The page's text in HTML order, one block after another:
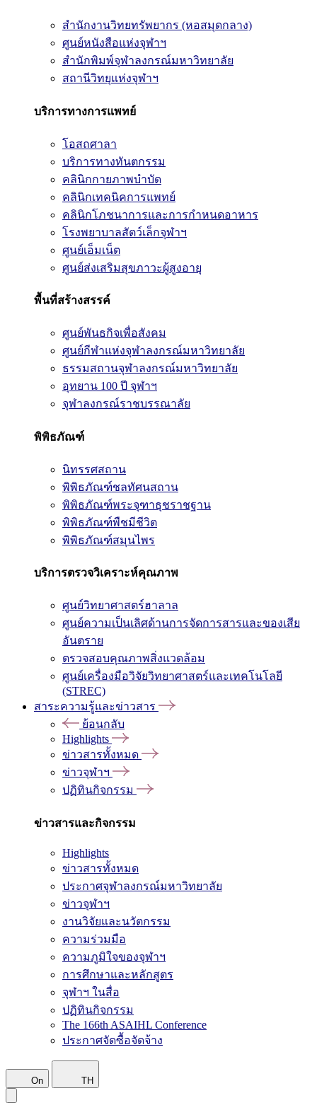
สำนักงานวิทยทรัพยากร (หอสมุดกลาง)
ศูนย์หนังสือแห่งจุฬาฯ
สำนักพิมพ์จุฬาลงกรณ์มหาวิทยาลัย
สถานีวิทยุแห่งจุฬาฯ
บริการทางการแพทย์
โอสถศาลา
บริการทางทันตกรรม
คลินิกกายภาพบำบัด
คลินิกเทคนิคการแพทย์
คลินิกโภชนาการและการกำหนดอาหาร
โรงพยาบาลสัตว์เล็กจุฬาฯ
ศูนย์เอ็มเน็ต
ศูนย์ส่งเสริมสุขภาวะผู้สูงอายุ
พื้นที่สร้างสรรค์
ศูนย์พันธกิจเพื่อสังคม
ศูนย์กีฬาแห่งจุฬาลงกรณ์มหาวิทยาลัย
ธรรมสถานจุฬาลงกรณ์มหาวิทยาลัย
อุทยาน 100 ปี จุฬาฯ
จุฬาลงกรณ์ราชบรรณาลัย
พิพิธภัณฑ์
นิทรรศสถาน
พิพิธภัณฑ์ชลทัศนสถาน
พิพิธภัณฑ์พระจุฑาธุชราชฐาน
พิพิธภัณฑ์พืชมีชีวิต
พิพิธภัณฑ์สมุนไพร
บริการตรวจวิเคราะห์คุณภาพ
ศูนย์วิทยาศาสตร์ฮาลาล
ศูนย์ความเป็นเลิศด้านการจัดการสารและของเสีย
อันตราย
ตรวจสอบคุณภาพสิ่งแวดล้อม
ศูนย์เครื่องมือวิจัยวิทยาศาสตร์และเทคโนโลยี
(STREC)
สาระความรู้และข่าวสาร
ย้อนกลับ
Highlights
ข่าวสารทั้งหมด
ข่าวจุฬาฯ
ปฏิทินกิจกรรม
ข่าวสารและกิจกรรม
Highlights
ข่าวสารทั้งหมด
ประกาศจุฬาลงกรณ์มหาวิทยาลัย
ข่าวจุฬาฯ
งานวิจัยและนวัตกรรม
ความร่วมมือ
ความภูมิใจของจุฬาฯ
การศึกษาและหลักสูตร
จุฬาฯ ในสื่อ
ปฏิทินกิจกรรม
The 166th ASAIHL Conference
ประกาศจัดซื้อจัดจ้าง
On TH